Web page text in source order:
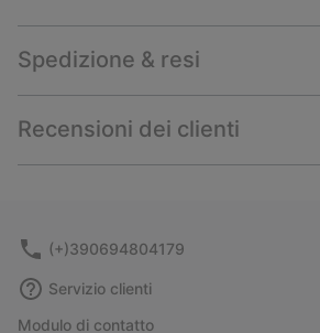
Spedizione & resi
Recensioni dei clienti
(+)390694804179
Servizio clienti
Modulo di contatto